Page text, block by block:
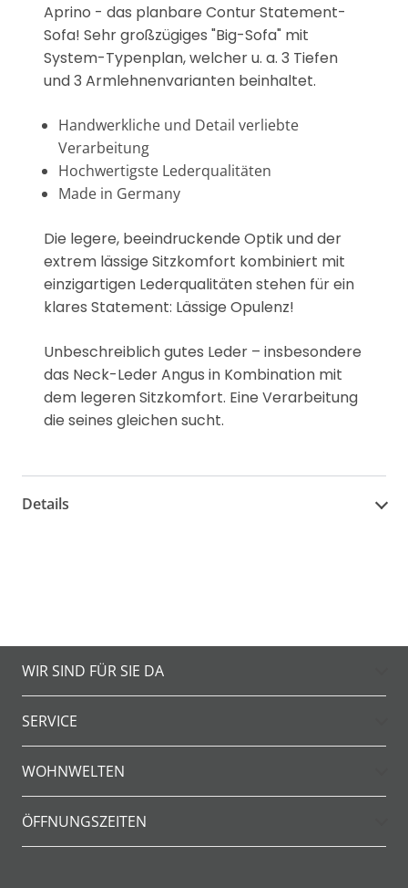
Aprino - das planbare Contur Statement-
Sofa! Sehr großzügiges "Big-Sofa" mit
System-Typenplan, welcher u. a. 3 Tiefen
und 3 Armlehnenvarianten beinhaltet.
Handwerkliche und Detail verliebte
Verarbeitung
Hochwertigste Lederqualitäten
Made in Germany
Die legere, beeindruckende Optik und der
extrem lässige Sitzkomfort kombiniert mit
einzigartigen Lederqualitäten stehen für ein
klares Statement: Lässige Opulenz!
Unbeschreiblich gutes Leder – insbesondere
das Neck-Leder Angus in Kombination mit
dem legeren Sitzkomfort. Eine Verarbeitung
die seines gleichen sucht.
Details
WIR SIND FÜR SIE DA
SERVICE
WOHNWELTEN
ÖFFNUNGSZEITEN